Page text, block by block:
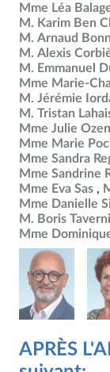
Mme Léa
M. Karim Ben
M. Arnaud
M. Alexis
M. Emmanuel
Mme Marie-
M. Jérémie
M. Tristan
Mme Julie
Mme Marie
Mme Sandra
Mme Sandrine
Mme Eva Sas
Mme Danielle
M. Boris
Mme
APRÈS